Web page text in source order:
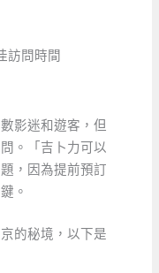
訪問時間
影迷和遊客，但
。「吉卜力可以
，因為提前預訂
。
的秘境，以下是